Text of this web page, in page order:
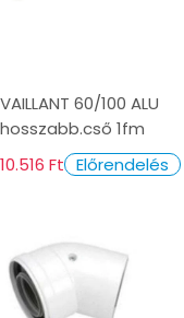
VAILLANT 60/100 ALU
hosszabb.cső 1fm
10.516 Ft Előrendelés